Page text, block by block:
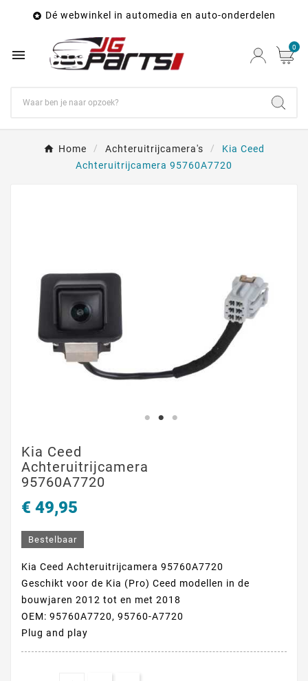
 Dé webwinkel in automedia en auto-onderdelen
 0
Home Achteruitrijcamera's
Kia Ceed
Achteruitrijcamera 95760A7720
Kia Ceed
Achteruitrijcamera
95760A7720
€ 49,95
Bestelbaar
Kia Ceed Achteruitrijcamera 95760A7720
Geschikt voor de Kia (Pro) Ceed modellen in de
bouwjaren 2012 tot en met 2018
OEM: 95760A7720, 95760-A7720
Plug and play